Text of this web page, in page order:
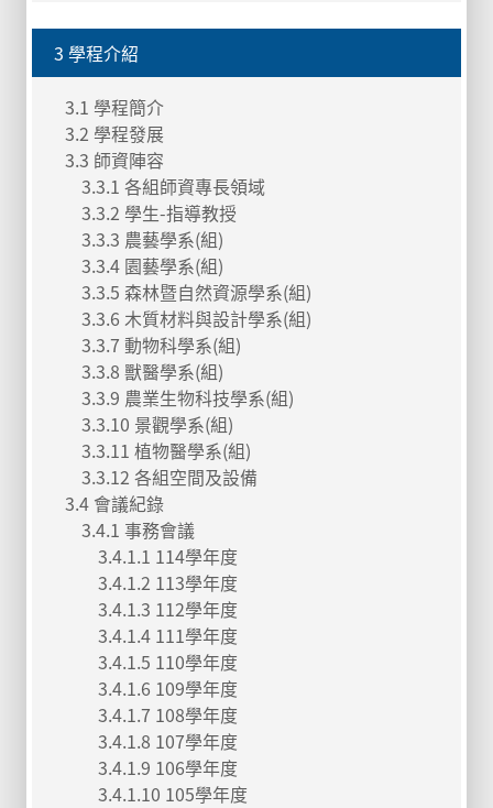
3 學程介紹
3.1 學程簡介
3.2 學程發展
3.3 師資陣容
3.3.1 各組師資專長領域
3.3.2 學生-指導教授
3.3.3 農藝學系(組)
3.3.4 園藝學系(組)
3.3.5 森林暨自然資源學系(組)
3.3.6 木質材料與設計學系(組)
3.3.7 動物科學系(組)
3.3.8 獸醫學系(組)
3.3.9 農業生物科技學系(組)
3.3.10 景觀學系(組)
3.3.11 植物醫學系(組)
3.3.12 各組空間及設備
3.4 會議紀錄
3.4.1 事務會議
3.4.1.1 114學年度
3.4.1.2 113學年度
3.4.1.3 112學年度
3.4.1.4 111學年度
3.4.1.5 110學年度
3.4.1.6 109學年度
3.4.1.7 108學年度
3.4.1.8 107學年度
3.4.1.9 106學年度
3.4.1.10 105學年度